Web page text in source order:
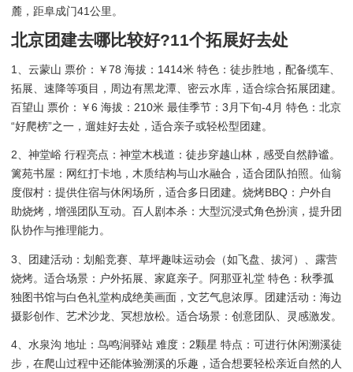
麓，距阜成门41公里。
北京团建去哪比较好?11个拓展好去处
1、云蒙山 票价：￥78 海拔：1414米 特色：徒步胜地，配备缆车、
拓展、速降等项目，周边有黑龙潭、密云水库，适合综合拓展团建。
百望山 票价：￥6 海拔：210米 最佳季节：3月下旬-4月 特色：北京
“好爬榜”之一，遛娃好去处，适合亲子或轻松型团建。
2、神堂峪 行程亮点：神堂木栈道：徒步穿越山林，感受自然静谧。
篱苑书屋：网红打卡地，木质结构与山水融合，适合团队拍照。仙翁
度假村：提供住宿与休闲场所，适合多日团建。烧烤BBQ：户外自
助烧烤，增强团队互动。百人剧本杀：大型沉浸式角色扮演，提升团
队协作与推理能力。
3、团建活动：划船竞赛、草坪趣味运动会（如飞盘、拔河）、露营
烧烤。适合场景：户外拓展、家庭亲子。阿那亚礼堂 特色：秋季孤
独图书馆与白色礼堂构成绝美画面，文艺气息浓厚。团建活动：海边
摄影创作、艺术沙龙、冥想放松。适合场景：创意团队、灵感激发。
4、水泉沟 地址：鸟鸣涧驿站 难度：2颗星 特点：可进行休闲溯溪徒
步，在爬山过程中还能体验溯溪的乐趣，适合想要轻松亲近自然的人